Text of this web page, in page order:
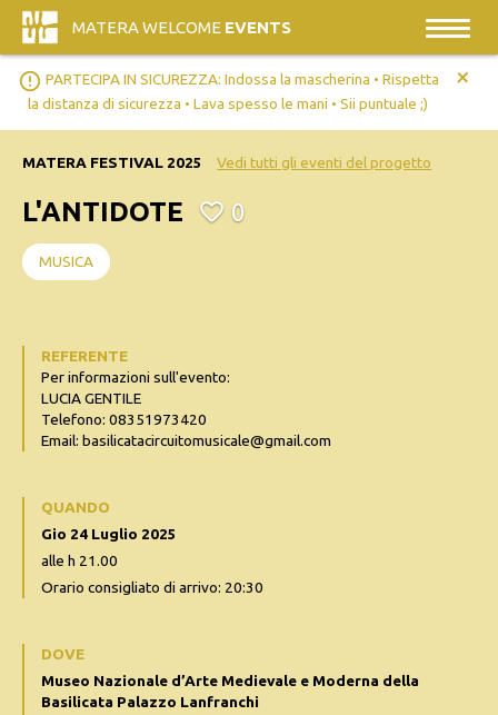
MATERA WELCOME EVENTS
error_outline PARTECIPA IN SICUREZZA: Indossa la mascherina • Rispetta
la distanza di sicurezza • Lava spesso le mani • Sii puntuale ;)
+
MATERA FESTIVAL 2025 Vedi tutti gli eventi del progetto
L'ANTIDOTE 0
MUSICA
REFERENTE
Per informazioni sull'evento:
LUCIA GENTILE
Telefono: 08351973420
Email: basilicatacircuitomusicale@gmail.com
QUANDO
Gio 24 Luglio 2025
alle h 21.00
Orario consigliato di arrivo: 20:30
DOVE
Museo Nazionale d’Arte Medievale e Moderna della
Basilicata Palazzo Lanfranchi